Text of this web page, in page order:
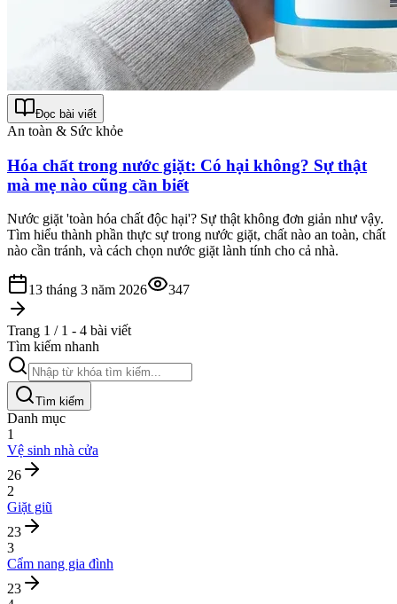
Đọc bài viết
An toàn & Sức khỏe
Hóa chất trong nước giặt: Có hại không? Sự thật
mà mẹ nào cũng cần biết
Nước giặt 'toàn hóa chất độc hại'? Sự thật không đơn giản như vậy.
Tìm hiểu thành phần thực sự trong nước giặt, chất nào an toàn, chất
nào cần tránh, và cách chọn nước giặt lành tính cho cả nhà.
13 tháng 3 năm 2026 347
Trang 1 / 1 - 4 bài viết
Tìm kiếm nhanh
Tìm kiếm
Danh mục
1
Vệ sinh nhà cửa
26
2
Giặt giũ
23
3
Cẩm nang gia đình
23